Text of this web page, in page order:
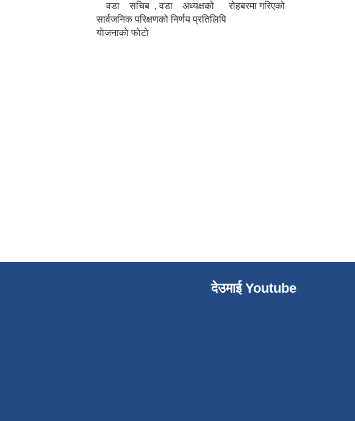
वडा सचिब , वडा अध्यक्षको रोहबरमा गरिएको
सार्वजनिक परिक्षणको निर्णय प्रतिलिपि
याेजनाकाे फाेटाे
देउमाई Youtube